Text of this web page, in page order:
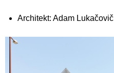
Architekt: Adam Lukačovič